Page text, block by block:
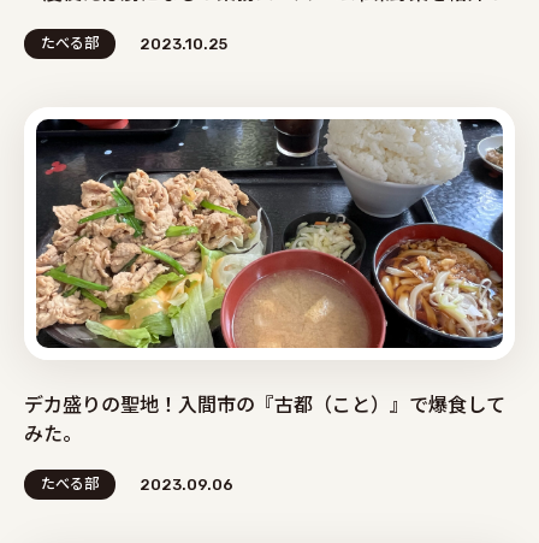
たべる部 2023.10.25
デカ盛りの聖地！入間市の『古都（こと）』で爆食して
みた。
たべる部 2023.09.06